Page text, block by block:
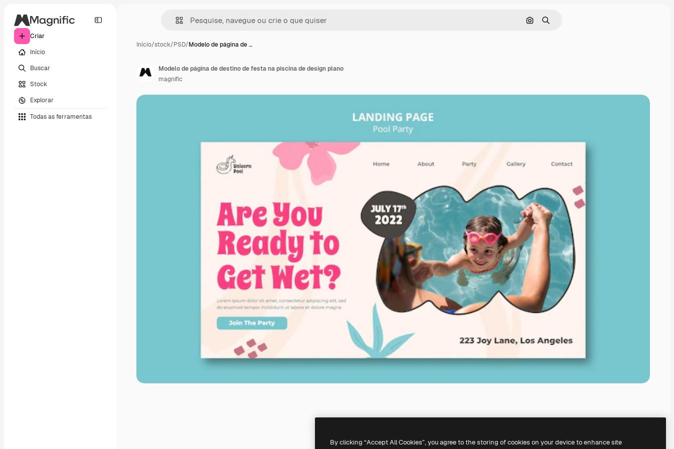
Criar
Início
Buscar
Stock
Explorar
Todas as ferramentas
Pesquisar por imagem
Buscar
Início/stock/PSD/Modelo de página de …
Modelo de página de destino de festa na piscina de design plano
magnific
By clicking “Accept All Cookies”, you agree to the storing of cookies on your device to enhance site